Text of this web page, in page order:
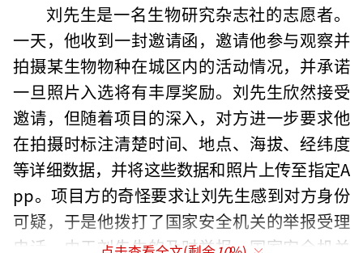
刘先生是一名生物研究杂志社的志愿者。
一天，他收到一封邀请函，邀请他参与观察并
拍摄某生物物种在城区内的活动情况，并承诺
一旦照片入选将有丰厚奖励。刘先生欣然接受
邀请，但随着项目的深入，对方进一步要求他
在拍摄时标注清楚时间、地点、海拔、经纬度
等详细数据，并将这些数据和照片上传至指定A
pp。项目方的奇怪要求让刘先生感到对方身份
可疑，于是他拨打了国家安全机关的举报受理
电话。由于刘先生的及时举报，国家安全机关